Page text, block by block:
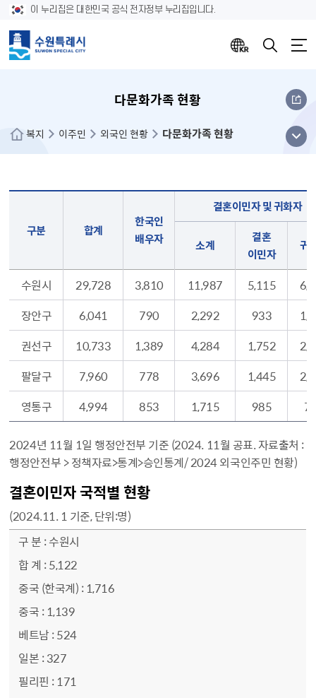
이 누리집은 대한민국 공식 전자정부 누리집입니다.
다문화가족 현황
복지 이주민 외국인 현황 다문화가족 현황
메뉴
열기
구분 합계
한국인
배우자
결혼이민자 및 귀화자
소계
결혼
이민자
귀
수원시 29,728 3,810 11,987 5,115
장안구
6,041 790 2,292 933
권선구
10,733 1,389 4,284 1,752
팔달구
7,960 778 3,696 1,445
영통구
4,994 853 1,715 985
2024년 11월 1일 행정안전부 기준 (2024. 11월 공표. 자료출처 :
행정안전부 > 정책자료>통계>승인통계/ 2024 외국인주민 현황)
결혼이민자 국적별 현황
(2024.11. 1 기준, 단위:명)
수원시
5,122
1,716
1,139
524
327
171